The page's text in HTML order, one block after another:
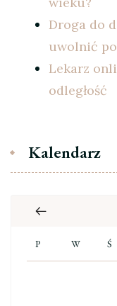
Droga do
uwolnić
Lekarz
odległość
Kalendarz
P W Ś